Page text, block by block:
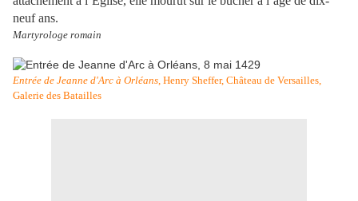
neuf ans.
Martyrologe romain
Entrée de Jeanne d'Arc à Orléans, Henry Sheffer, Château de Versailles,
Galerie des Batailles